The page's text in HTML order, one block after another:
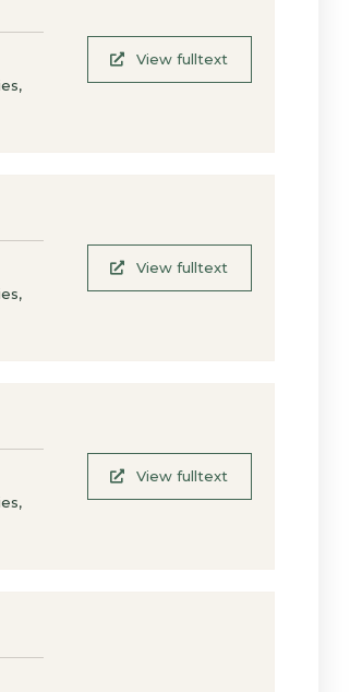
,
View fulltext
,
View fulltext
,
View fulltext